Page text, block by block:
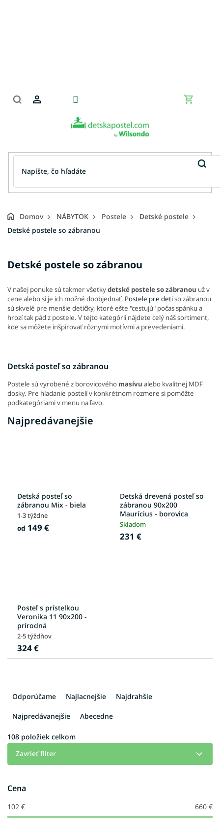
Domov NÁBYTOK Postele
Detské postele
Detské postele so zábranou
Detské postele so zábranou
V našej ponuke sú takmer všetkydetské postele so zábranou už v
cene alebo si je ich možné doobjednať. Postele pre detiso zábranou
sú skvelé pre menšie detičky, ktoré ešte "cestujú" počas spánku a
hrozí tak pád z postele. V tejto kategórii nájdete celý náš sortiment,
kde sa môžete inšpirovať rôznymi motívmi a prevedeniami.
Detská posteľ so zábranou
Postele sú vyrobené z borovicového masívu alebo kvalitnej MDF
dosky. Pre hľadanie postelí v konkrétnom rozmere si pomôžte
podkategóriami v menu na ľavo.
Najpredávanejšie
Detská posteľ so
zábranou Mix - biela
1-3 týždne
od 149 €
Detská drevená posteľ so
zábranou 90x200
Maurícius - borovica
Skladom
231 €
Posteľ s prístelkou
Veronika 11 90x200 -
prírodná
2-5 týždňov
324 €
a
i
e
d
u
k
Odporúčame Najlacnejšie Najdrahšie
Najpredávanejšie Abecedne
108 položiek celkom
Zavrieť filter
Cena
102 € 660 €